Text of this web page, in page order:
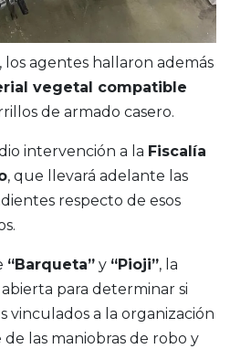
agentes hallaron además
vegetal compatible
de armado casero.
intervención a la Fiscalía
, que llevará adelante las
respecto de esos
“Barqueta” y “Pioji”, la
para determinar si
vinculados a la organización
las maniobras de robo y